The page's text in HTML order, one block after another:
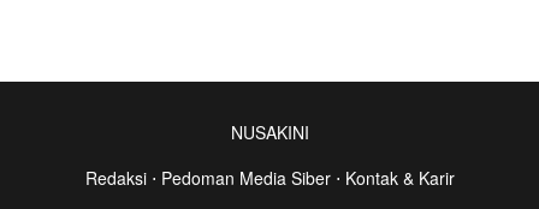
NUSAKINI
Redaksi⋅ Pedoman Media Siber⋅ Kontak & Karir